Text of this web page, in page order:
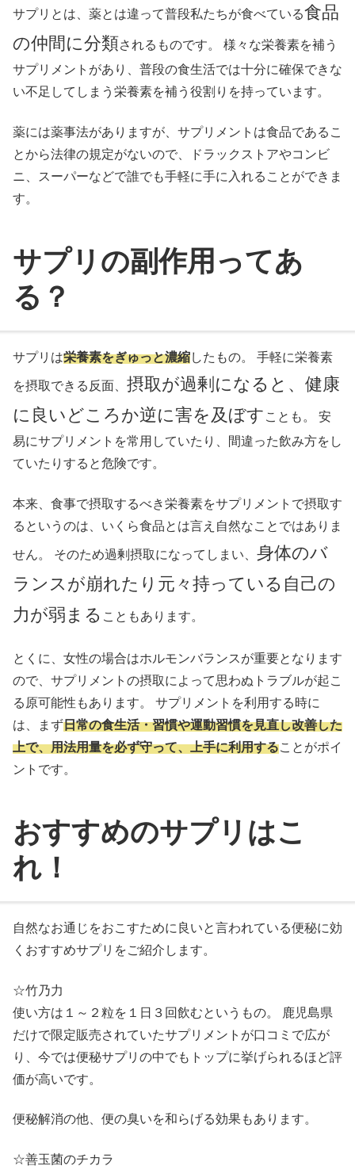
サプリとは、薬とは違って普段私たちが食べている食品
の仲間に分類されるものです。 様々な栄養素を補う
サプリメントがあり、普段の食生活では十分に確保できな
い不足してしまう栄養素を補う役割りを持っています。
薬には薬事法がありますが、サプリメントは食品であるこ
とから法律の規定がないので、ドラックストアやコンビ
ニ、スーパーなどで誰でも手軽に手に入れることができま
す。
サプリの副作用ってあ
る？
サプリは栄養素をぎゅっと濃縮したもの。 手軽に栄養素
を摂取できる反面、 摂取が過剰になると、健康
に良いどころか逆に害を及ぼす ことも。 安
易にサプリメントを常用していたり、間違った飲み方をし
ていたりすると危険です。
本来、食事で摂取するべき栄養素をサプリメントで摂取す
るというのは、いくら食品とは言え自然なことではありま
せん。 そのため過剰摂取になってしまい、 身体のバ
ランスが崩れたり元々持っている自己の
力が弱まる こともあります。
とくに、女性の場合はホルモンバランスが重要となります
ので、サプリメントの摂取によって思わぬトラブルが起こ
る原可能性もあります。 サプリメントを利用する時に
は、まず日常の食生活・習慣や運動習慣を見直し改善した
上で、用法用量を必ず守って、上手に利用することがポイ
ントです。
おすすめのサプリはこ
れ！
自然なお通じをおこすために良いと言われている便秘に効
くおすすめサプリをご紹介します。
☆竹乃力
使い方は１～２粒を１日３回飲むというもの。 鹿児島県
だけで限定販売されていたサプリメントが口コミで広が
り、今では便秘サプリの中でもトップに挙げられるほど評
価が高いです。
便秘解消の他、便の臭いを和らげる効果もあります。
☆善玉菌のチカラ